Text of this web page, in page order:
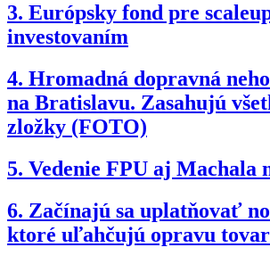
3. Európsky fond pre
investovaním
4. Hromadná dopravná
na Bratislavu. Zasahujú
zložky (FOTO)
5. Vedenie FPU aj Machala
6. Začínajú sa uplatňovať
ktoré uľahčujú opravu